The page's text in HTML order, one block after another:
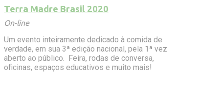
Terra Madre Brasil 2020
On-line
Um evento inteiramente dedicado à comida de
verdade, em sua 3ª edição nacional, pela 1ª vez
aberto ao público. Feira, rodas de conversa,
oficinas, espaços educativos e muito mais!